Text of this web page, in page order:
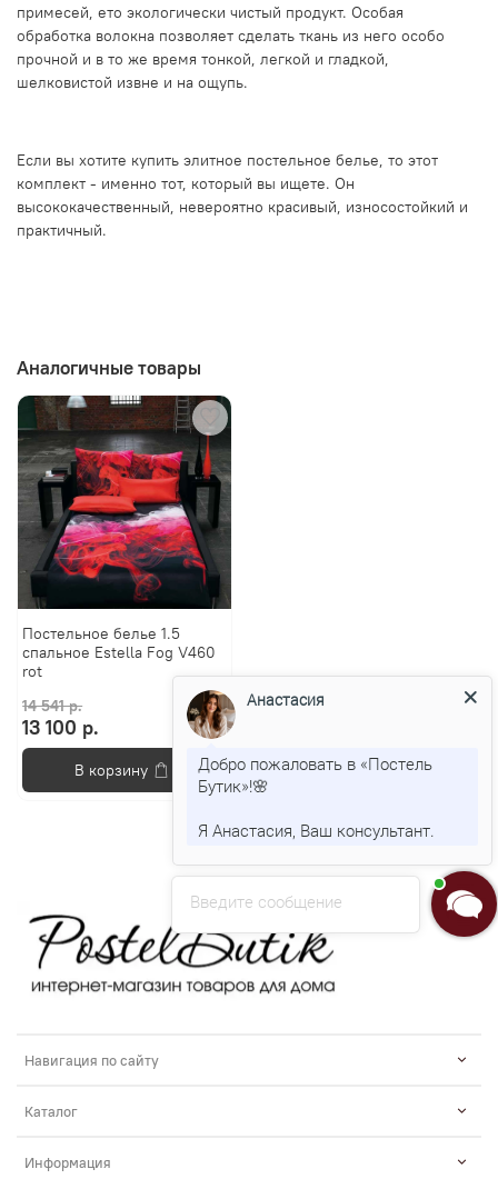
примесей, ето экологически чистый продукт. Особая
обработка волокна позволяет сделать ткань из него особо
прочной и в то же время тонкой, лeгкой и гладкой,
шелковистой извне и на ощупь.
Если вы хотите купить элитное постельное белье, то этот
комплект - именно тот, который вы ищете. Он
высококачественный, невероятно красивый, износостойкий и
практичный.
Аналогичные товары
Постельное белье 1.5
спальное Estella Fog V460
rot
14 541 р.
13 100 р.
В корзину
Навигация по сайту
Каталог
Информация
Введите сообщение
Анастасия
Добро пожаловать в «Постель
Бутик»!🌸
Я Анастасия, Ваш консультант.